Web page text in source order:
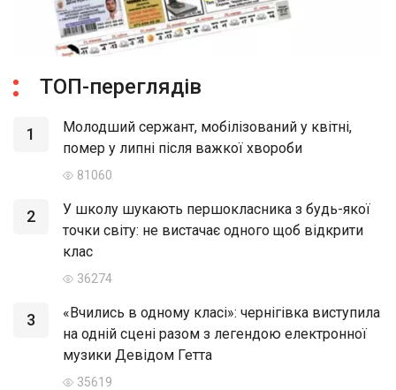
ТОП-переглядів
1
Молодший сержант, мобілізований у квітні,
помер у липні після важкої хвороби
81060
2
У школу шукають першокласника з будь-якої
точки світу: не вистачає одного щоб відкрити
клас
36274
3
«Вчились в одному класі»: чернігівка виступила
на одній сцені разом з легендою електронної
музики Девідом Гетта
35619